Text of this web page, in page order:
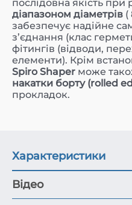
послідовна якість при
діапазоном діаметрів (
забезпечує надійне
з’єднання (клас
фітингів (відводи,
елементи). Крім
Spiro Shaper може
накатки борту (rolled
прокладок.
Характеристики
Відео